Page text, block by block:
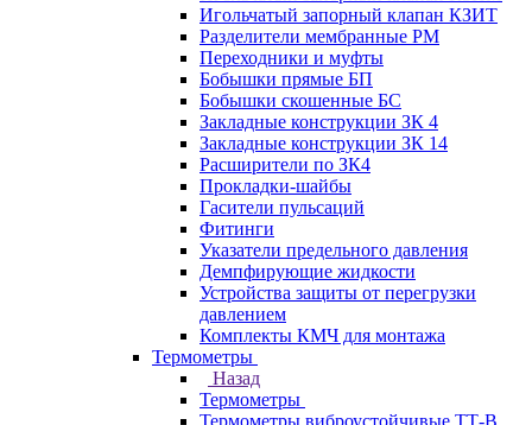
Игольчатый запорный клапан КЗИТ
Разделители мембранные РМ
Переходники и муфты
Бобышки прямые БП
Бобышки скошенные БС
Закладные конструкции ЗК 4
Закладные конструкции ЗК 14
Расширители по ЗК4
Прокладки-шайбы
Гасители пульсаций
Фитинги
Указатели предельного давления
Демпфирующие жидкости
Устройства защиты от перегрузки
давлением
Комплекты КМЧ для монтажа
Термометры
Назад
Термометры
Термометры виброустойчивые ТТ-В